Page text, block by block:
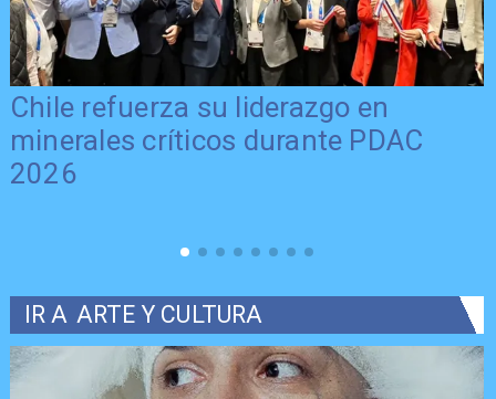
Chile refuerza su liderazgo en
minerales críticos durante PDAC
2026
IR A ARTE Y CULTURA